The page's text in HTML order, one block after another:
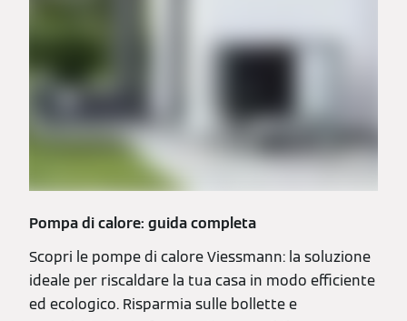
Pompa di calore: guida completa
Scopri le pompe di calore Viessmann: la soluzione
ideale per riscaldare la tua casa in modo efficiente
ed ecologico. Risparmia sulle bollette e